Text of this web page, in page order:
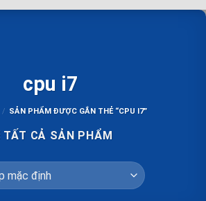
cpu i7
/ SẢN PHẨM ĐƯỢC GẮN THẺ “CPU I7”
TẤT CẢ SẢN PHẨM